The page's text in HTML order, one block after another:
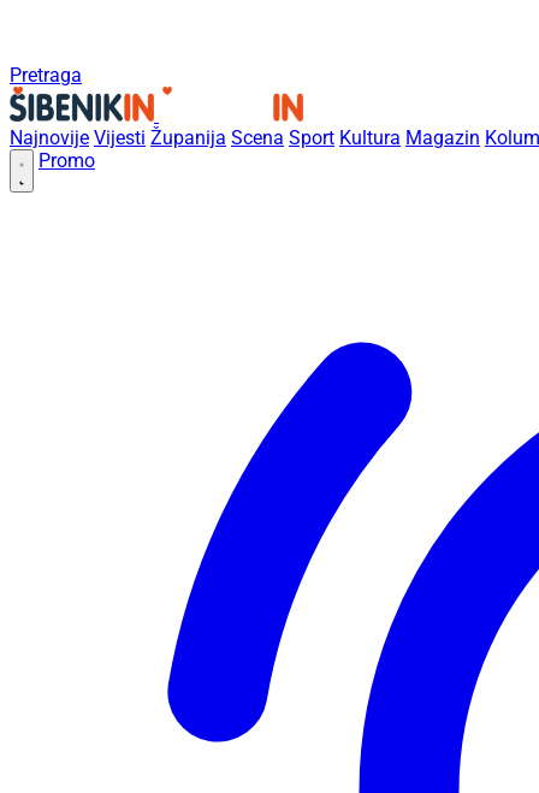
Pretraga
Najnovije Vijesti Županija Scena Sport Kultura Magazin
Promo